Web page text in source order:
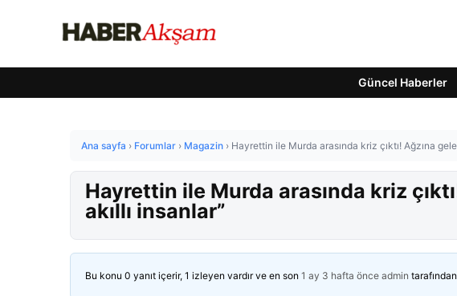
Güncel Haberler
Ana sayfa › Forumlar › Magazin › Hayrettin ile Murda arasında kriz çıktı! Ağzına
Hayrettin ile Murda arasında kriz
akıllı insanlar”
Bu konu 0 yanıt içerir, 1 izleyen vardır ve en son 1 ay 3 hafta önce admin